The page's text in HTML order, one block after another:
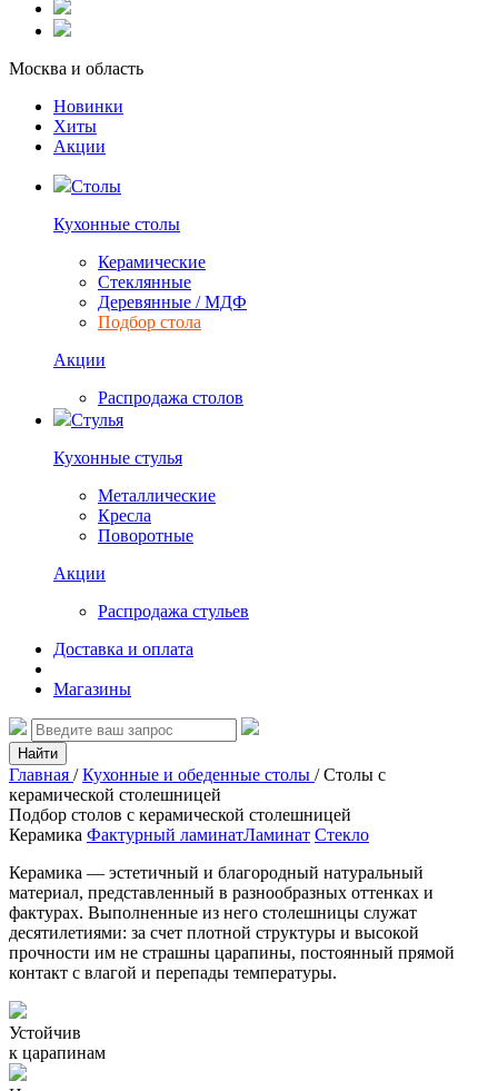
Москва и область
Новинки
Хиты
Акции
Столы
Кухонные столы
Керамические
Стеклянные
Деревянные / МДФ
Подбор стола
Акции
Распродажа столов
Стулья
Кухонные стулья
Металлические
Кресла
Поворотные
Акции
Распродажа стульев
Доставка и оплата
Магазины
Найти
Главная / Кухонные и обеденные столы / Столы с
керамической столешницей
Подбор столов с керамической столешницей
Керамика Фактурный ламинатЛаминат Стекло
Керамика — эстетичный и благородный натуральный
материал, представленный в разнообразных оттенках и
фактурах. Выполненные из него столешницы служат
десятилетиями: за счет плотной структуры и высокой
прочности им не страшны царапины, постоянный прямой
контакт с влагой и перепады температуры.
Устойчив
к царапинам